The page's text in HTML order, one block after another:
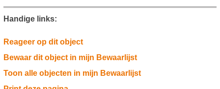
Handige links:
Reageer op dit object
Bewaar dit object in mijn Bewaarlijst
Toon alle objecten in mijn Bewaarlijst